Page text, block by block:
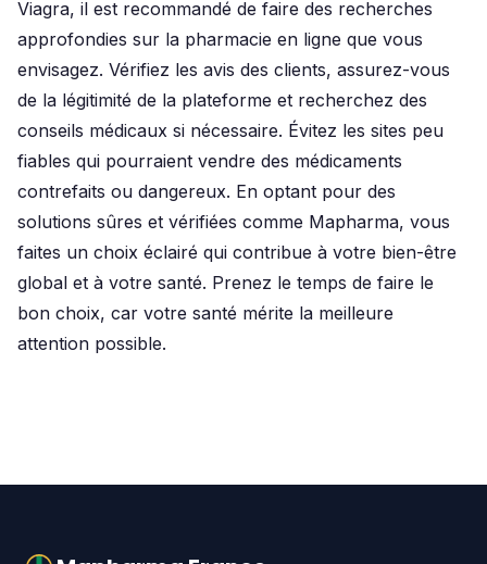
Viagra, il est recommandé de faire des recherches
approfondies sur la pharmacie en ligne que vous
envisagez. Vérifiez les avis des clients, assurez-vous
de la légitimité de la plateforme et recherchez des
conseils médicaux si nécessaire. Évitez les sites peu
fiables qui pourraient vendre des médicaments
contrefaits ou dangereux. En optant pour des
solutions sûres et vérifiées comme Mapharma, vous
faites un choix éclairé qui contribue à votre bien-être
global et à votre santé. Prenez le temps de faire le
bon choix, car votre santé mérite la meilleure
attention possible.